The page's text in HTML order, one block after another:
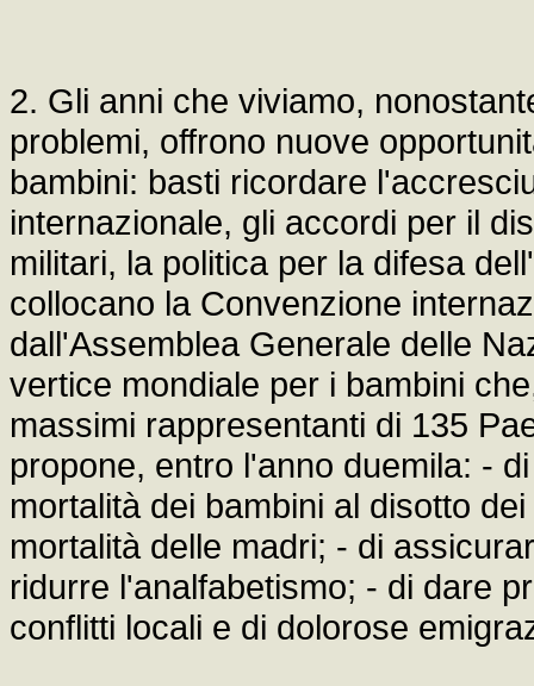
2. Gli anni che viviamo,
problemi, offrono nuove
bambini: basti ricordare
internazionale, gli accordi per il
militari, la politica per la difesa
collocano la Convenzione
dall'Assemblea Generale delle
vertice mondiale per i bambini
massimi rappresentanti di 135
propone, entro l'anno duemila: -
mortalità dei bambini al disotto
mortalità delle madri; - di
ridurre l'analfabetismo; - di dare
conflitti locali e di dolorose